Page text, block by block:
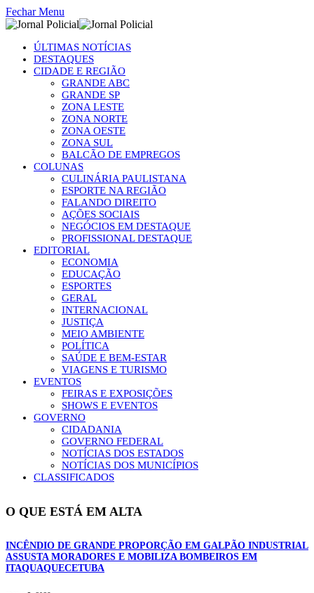
Fechar Menu
ÚLTIMAS NOTÍCIAS
DESTAQUES
CIDADE E REGIÃO
GRANDE ABC
GRANDE SP
ZONA LESTE
ZONA NORTE
ZONA OESTE
ZONA SUL
BALCÃO DE EMPREGOS
COLUNAS
CULINÁRIA PAULISTANA
ESPORTE NA REGIÃO
FALANDO DIREITO
AÇÕES SOCIAIS
NEGÓCIOS EM DESTAQUE
PROFISSIONAL DESTAQUE
EDITORIAL
ECONOMIA
EDUCAÇÃO
ESPORTES
GERAL
INTERNACIONAL
JUSTIÇA
MEIO AMBIENTE
POLÍTICA
SAÚDE E BEM-ESTAR
VIAGENS E TURISMO
EVENTOS
FEIRAS E EXPOSIÇÕES
SHOWS E EVENTOS
GOVERNO
CIDADANIA
GOVERNO FEDERAL
NOTÍCIAS DOS ESTADOS
NOTÍCIAS DOS MUNICÍPIOS
CLASSIFICADOS
O QUE ESTÁ EM ALTA
INCÊNDIO DE GRANDE PROPORÇÃO EM GALPÃO INDUSTRIAL
ASSUSTA MORADORES E MOBILIZA BOMBEIROS EM
ITAQUAQUECETUBA